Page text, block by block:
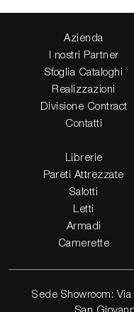
Azienda
I nostri Partner
Sfoglia Cataloghi
Realizzazioni
Divisione Contract
Contatti
Librerie
Pareti Attrezzate
Salotti
Letti
Armadi
Camerette
Sede Showroom: